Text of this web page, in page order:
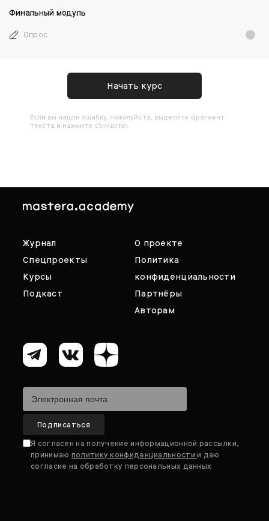
Финальный модуль
Опрос
Начать курс
Ecли вы нашли ошибку, пожалуйста, выделите фрагмент
текста и нажмите Ctrl+Enter.
Журнал
Спецпроекты
Курсы
Подкаст
О проекте
Политика
конфиденциальности
Партнёры
Авторам
Я согласен на получение информационной рассылки,
принимаю политику конфиденциальностии даю
согласие на обработку персональных данных